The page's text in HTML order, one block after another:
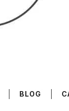
BLOG